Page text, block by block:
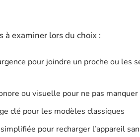
examiner lors du choix :
pour joindre un proche ou les
ou visuelle pour ne pas manquer
clé pour les modèles classiques
pour recharger l’appareil